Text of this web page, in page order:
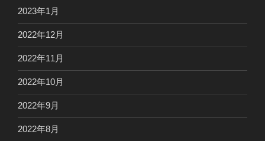
2023年1月
2022年12月
2022年11月
2022年10月
2022年9月
2022年8月